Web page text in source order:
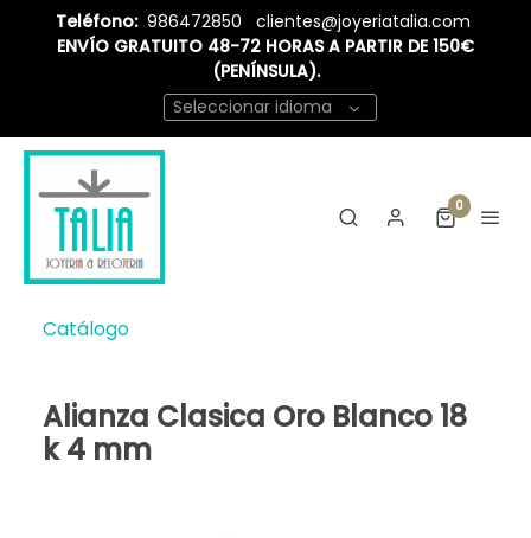
Teléfono: 986472850
clientes@joyeriatalia.com
ENVÍO GRATUITO 48-72 HORAS A PARTIR DE 150€
(PENÍNSULA).
Seleccionar idioma
0
Catálogo
Alianza Clasica Oro Blanco 18
k 4 mm